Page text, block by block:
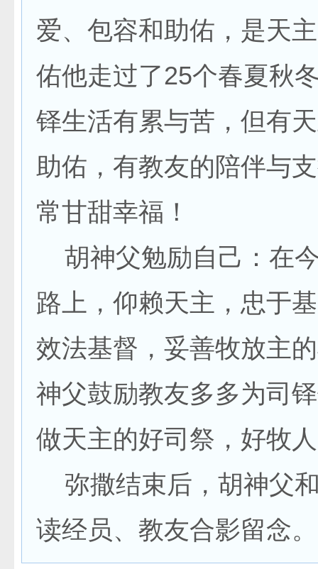
爱、包容和助佑，是天
佑他走过了25个春夏秋
铎生活有累与苦，但有
助佑，有教友的陪伴与
常甘甜幸福！
胡神父勉励自己：在
路上，仰赖天主，忠于
效法基督，妥善牧放主
神父鼓励教友多多为司
做天主的好司祭，好牧
弥撒结束后，胡神父
读经员、教友合影留念。